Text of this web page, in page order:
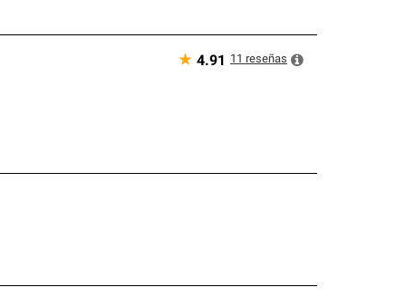
★ 4.91 11 reseñas